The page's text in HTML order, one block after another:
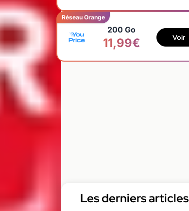
Réseau Orange
200 Go
11,99€ Voir
Les derniers articles